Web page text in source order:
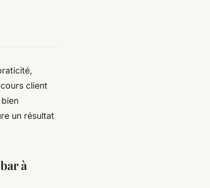
client
un résultat
à